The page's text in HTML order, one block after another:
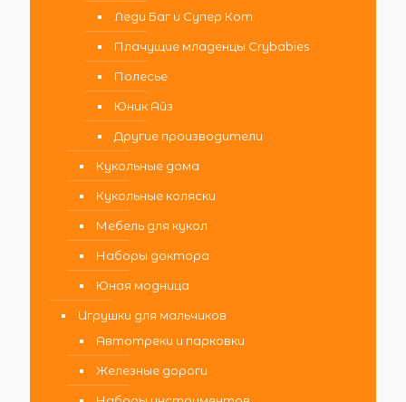
Леди Баг и Супер Кот
Плачущие младенцы Crybabies
Полесье
Юник Айз
Другие производители
Кукольные дома
Кукольные коляски
Мебель для кукол
Наборы доктора
Юная модница
Игрушки для мальчиков
Автотреки и парковки
Железные дороги